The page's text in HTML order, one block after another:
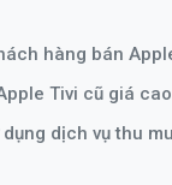
hàng bán
Tivi cũ giá cao
dịch vụ thu